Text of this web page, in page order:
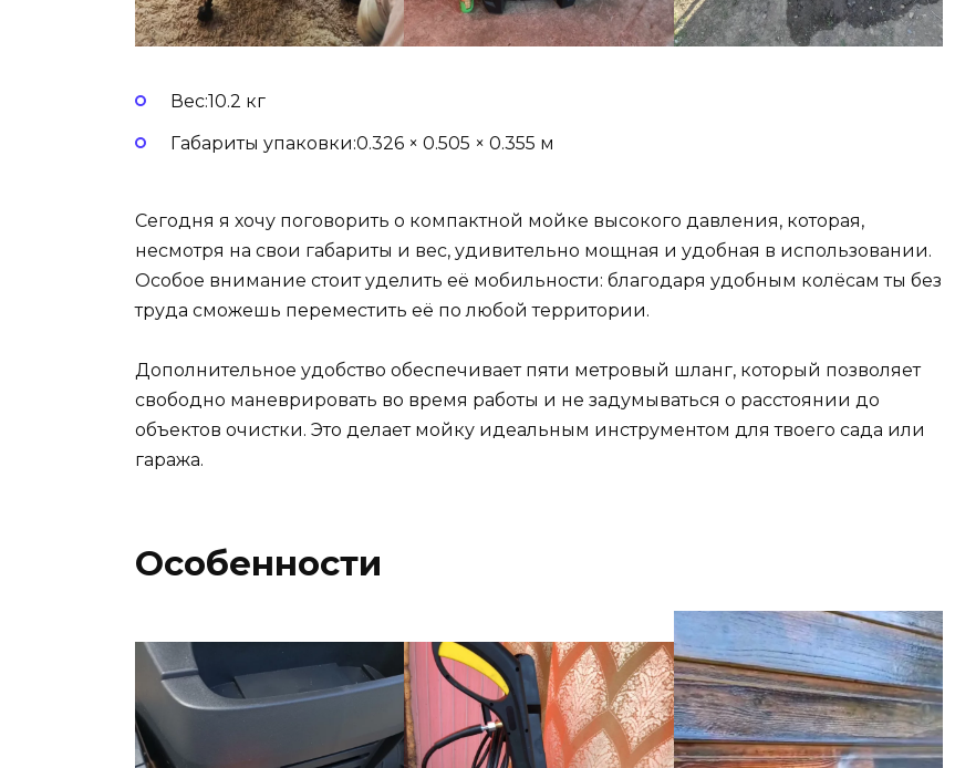
Вес:10.2 кг
Габариты упаковки:0.326 × 0.505 × 0.355 м
Сегодня я хочу поговорить о компактной мойке высокого давления, которая,
несмотря на свои габариты и вес, удивительно мощная и удобная в использовании.
Особое внимание стоит уделить её мобильности: благодаря удобным колёсам ты без
труда сможешь переместить её по любой территории.
Дополнительное удобство обеспечивает пяти метровый шланг, который позволяет
свободно маневрировать во время работы и не задумываться о расстоянии до
объектов очистки. Это делает мойку идеальным инструментом для твоего сада или
гаража.
Особенности